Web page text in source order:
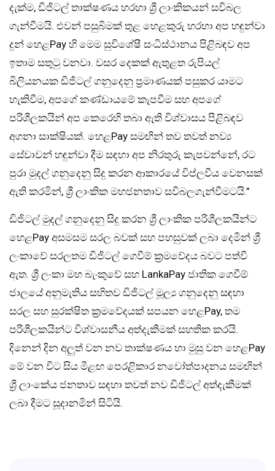
දැක්ම, ඩිජිටල් තාක්ෂණය හරහා ශ්‍රී ලාංකිකයන් සවිබල
ගැන්වීමයි. එවන් පසුබිමක් තුළ හෙළකුරු හරහා අප හඳුන්වා
දුන් හෙළPay හි මෙම සුවිශේෂී සංධිස්ථානය පිළිබඳව අප
ඉතාම සතුටු වනවා. වසර දෙකක් ඇතුළත රුපියල්
බිලියනයක ඩිජිටල් ගනුදෙනු ප්‍රමාණයක් පසුකර යාමට
හැකිවීම, අපගේ කණ්ඩායමේ කැපවීම සහ අපගේ
පරිශීලකයින් අප කෙරෙහි තබා ඇති විශ්වාසය පිළිබඳව
අගනා සාක්ෂියක්. හෙළPay සමඟින් තව තවත් නව්‍ය
සේවාවන් හඳුන්වා දීම සඳහා අප නිරතුරු කැපවන්නේ, රට
පුරා මුදල් ගනුදෙනු සිදු කරන ආකාරයේ විප්ලවීය වෙනසක්
ඇති කරමින්, ශ්‍රී ලාංකික මහජනතාව සවිබලගැන්වීමටයි.”
ඩිජිටල් මුදල් ගනුදෙනු සිදු කරන ශ්‍රී ලාංකික පරිශීලකයින්ට
හෙළPay අසමසම සරල බවක් සහ පහසුවක් ලබා දෙමින් ශ්‍රී
ලංකාවේ සරලතම ඩිජිටල් ගෙවීම් ක්‍රමවේදය බවට පත්වී
ඇත. ශ්‍රී ලංකා මහ බැංකුවේ සහ LankaPay ජාතික ගෙවීම්
ජාලයේ අනුමැතිය සහිතව ඩිජිටල් මූල්‍ය ගනුදෙනු සඳහා
සරල සහ සුරක්ෂිත ක්‍රමවේදයක් සපයන හෙළPay, තම
පරිශීලකයින්ට විශ්වාසනීය අත්දැකීමක් සහතික කරයි.
දිනෙන් දින අලුත් වන නව තාක්ෂණය හා මුසු වන හෙළPay
මේ වන විට සිය මීළඟ පෙරළිකාර නවෝත්පාදනය සමඟින්
ශ්‍රී ලාංකේය ජනතාව සඳහා තවත් නව ඩිජිටල් අත්දැකීමක්
ලබා දීමට සූදානමින් සිටියි.